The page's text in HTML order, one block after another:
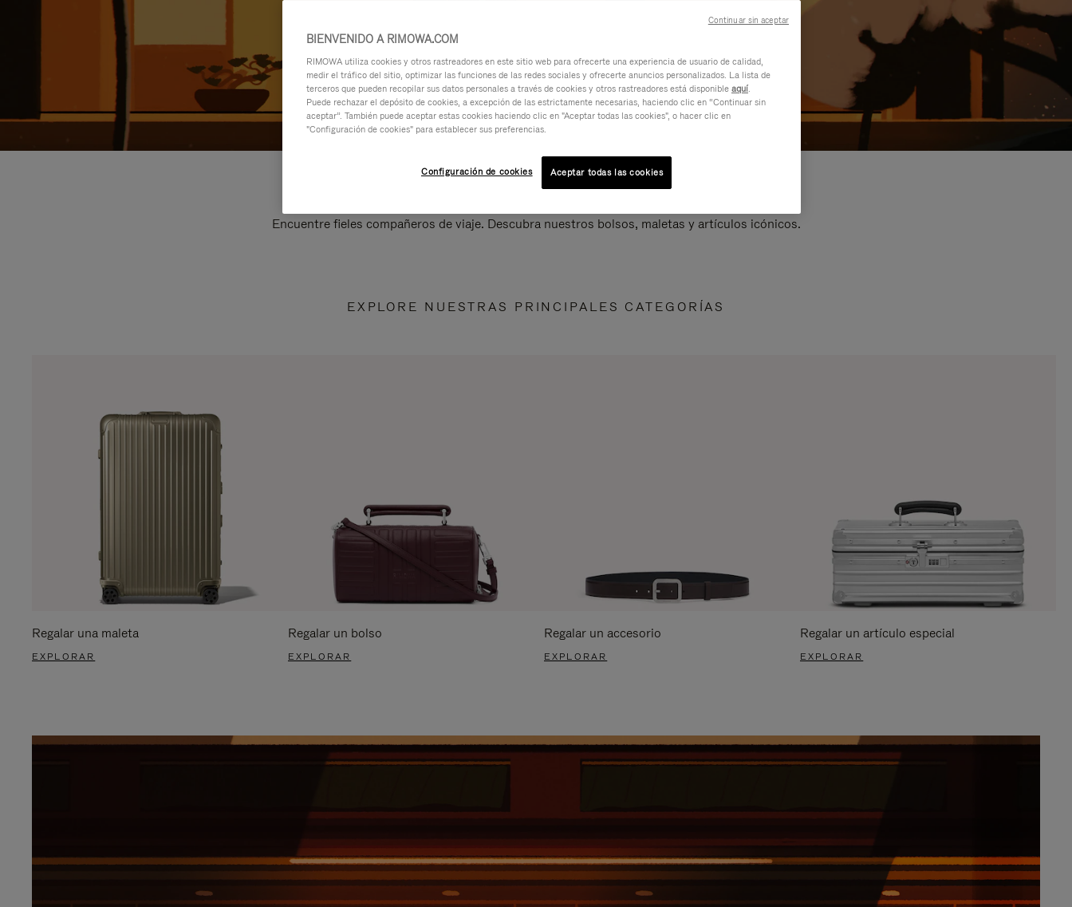
Encuentre fieles compañeros de viaje. Descubra nuestros bolsos, maletas y artículos icónicos.
EXPLORE NUESTRAS PRINCIPALES CATEGORÍAS
Regalar una maleta
EXPLORAR
Regalar un bolso
EXPLORAR
Regalar un accesorio
EXPLORAR
Regalar un artículo especial
EXPLORAR
BIENVENIDO A RIMOWA.COM
RIMOWA utiliza cookies y otros rastreadores en este sitio web para ofrecerte una experiencia de usuario de calidad,
medir el tráfico del sitio, optimizar las funciones de las redes sociales y ofrecerte anuncios personalizados. La lista de
terceros que pueden recopilar sus datos personales a través de cookies y otros rastreadores está disponibleaquí.
Puede rechazar el depósito de cookies, a excepción de las estrictamente necesarias, haciendo clic en “Continuar sin
aceptar”. También puede aceptar estas cookies haciendo clic en "Aceptar todas las cookies", o hacer clic en
"Configuración de cookies" para establecer sus preferencias.
Configuración de cookies Aceptar todas las cookies
Continuar sin aceptar